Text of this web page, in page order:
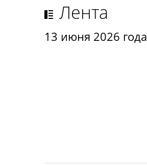
Лента
13 июня 2026 года